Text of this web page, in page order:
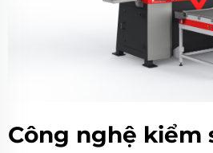
Công nghệ kiểm